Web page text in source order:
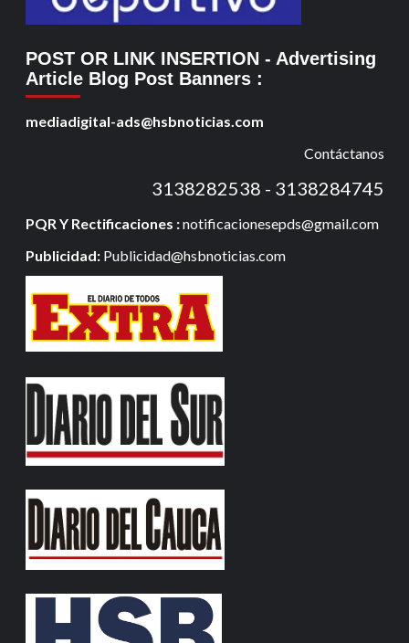
POST OR LINK INSERTION - Advertising
Article Blog Post Banners :
mediadigital-ads@hsbnoticias.com
Contáctanos
3138282538 - 3138284745
PQR Y Rectificaciones :notificacionesepds@gmail.com
Publicidad: Publicidad@hsbnoticias.com